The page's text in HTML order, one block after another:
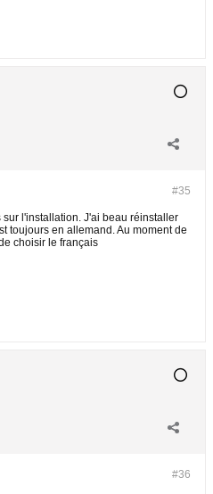
#35
l'installation. J'ai beau réinstaller
toujours en allemand. Au moment de
choisir le français
#36